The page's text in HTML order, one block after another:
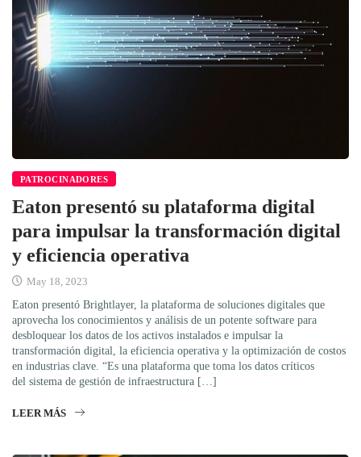
PATROCINADORES
Eaton presentó su plataforma digital
para impulsar la transformación digital
y eficiencia operativa
May 18, 2023
Eaton presentó Brightlayer, la plataforma de soluciones digitales que
aprovecha los conocimientos y análisis de un potente software para
desbloquear los datos de los activos instalados e impulsar la
transformación digital, la eficiencia operativa y la optimización de costos
en industrias clave. “Es una plataforma que toma los datos críticos
del sistema de gestión de infraestructura […]
LEER MÁS